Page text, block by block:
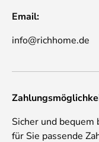
Email:
info@richhome.de
Sicher und bequem
für Sie passende